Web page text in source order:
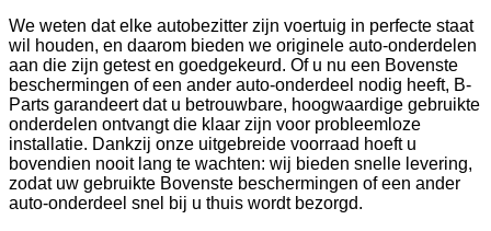
We weten dat elke autobezitter zijn voertuig in perfecte staat
wil houden, en daarom bieden we originele auto-onderdelen
aan die zijn getest en goedgekeurd. Of u nu een Bovenste
beschermingen of een ander auto-onderdeel nodig heeft, B-
Parts garandeert dat u betrouwbare, hoogwaardige gebruikte
onderdelen ontvangt die klaar zijn voor probleemloze
installatie. Dankzij onze uitgebreide voorraad hoeft u
bovendien nooit lang te wachten: wij bieden snelle levering,
zodat uw gebruikte Bovenste beschermingen of een ander
auto-onderdeel snel bij u thuis wordt bezorgd.